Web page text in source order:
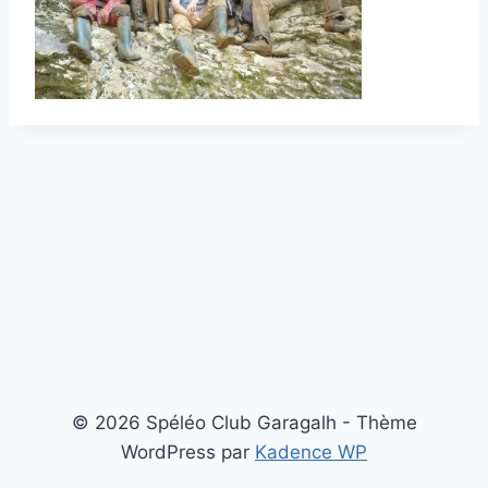
© 2026 Spéléo Club Garagalh - Thème
WordPress par Kadence WP